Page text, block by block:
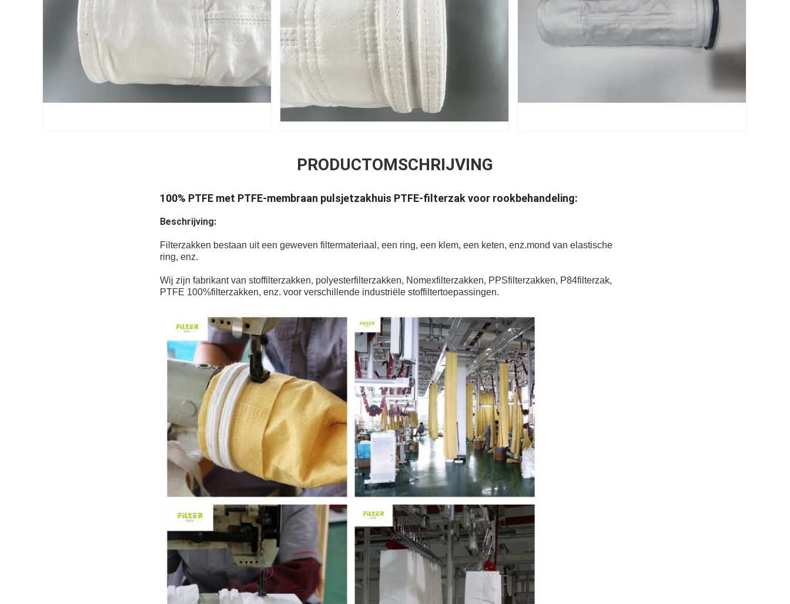
PRODUCTOMSCHRIJVING
100% PTFE met PTFE-membraan pulsjetzakhuis PTFE-filterzak voor rookbehandeling:
Beschrijving:
Filterzakken bestaan uit een geweven filtermateriaal, een ring, een klem, een keten, enz.mond van elastische
ring, enz.
Wij zijn fabrikant van stoffilterzakken, polyesterfilterzakken, Nomexfilterzakken, PPSfilterzakken, P84filterzak,
PTFE 100%filterzakken, enz. voor verschillende industriële stoffiltertoepassingen.